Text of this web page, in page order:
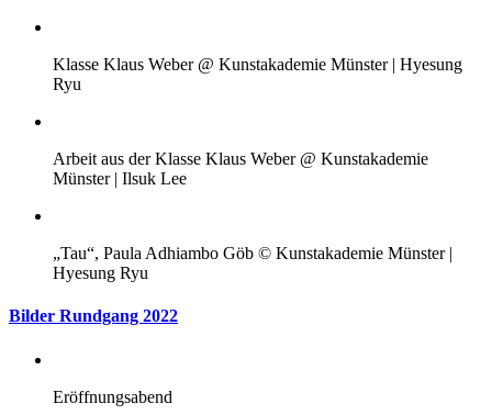
Klasse Klaus Weber @ Kunstakademie Münster | Hyesung
Ryu
Arbeit aus der Klasse Klaus Weber @ Kunstakademie
Münster | Ilsuk Lee
„Tau“, Paula Adhiambo Göb © Kunstakademie Münster |
Hyesung Ryu
Bilder Rundgang 2022
Eröffnungsabend